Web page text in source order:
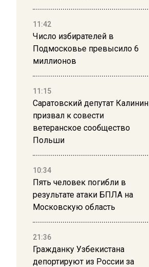
11:42
Число избирателей в
Подмосковье превысило 6
миллионов
11:15
Саратовский депутат Калинин
призвал к совести
ветеранское сообщество
Польши
10:34
Пять человек погибли в
результате атаки БПЛА на
Московскую область
21:36
Гражданку Узбекистана
депортируют из России за